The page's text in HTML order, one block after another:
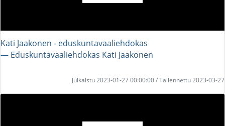
Kati Jaakonen - eduskuntavaaliehdokas
― Eduskuntavaaliehdokas Kati Jaakonen
Julkaistu 2023-01-27 00:00:00 / Tallennettu 2023-03-27